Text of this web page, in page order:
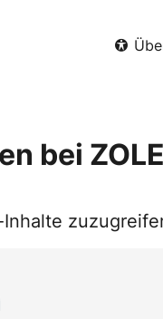
bei